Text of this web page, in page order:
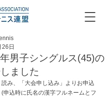
男子シングルス(45)の
ました
日
み、「大会申し込み」よりお申込
(申込時に氏名の漢字フルネームとフ